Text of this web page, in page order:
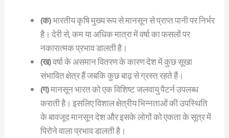
(क)भारतीय कृषि मुख्य रूप से मानसून से प्राप्त पानी पर निर्भर
है। देरी से, कम या अधिक मात्रा में वर्षा का फसलों पर
नकारात्मक प्रभाव डालती है।
(ख)वर्षा के असमान वितरण के कारण देश में कुछ सूखा
संभावित क्षेत्र हैं जबकि कुछ बाढ़ से ग्रस्त रहते हैं।
(ग)मानसून भारत को एक विशिष्ट जलवायु पैटर्न उपलब्ध
कराती है। इसलिए विशाल क्षेत्रीय भिन्नताओं की उपस्थिति
के बावजूद मानसून देश और इसके लोगों को एकता के सूत्र में
पिरोने वाला प्रभाव डालती है।